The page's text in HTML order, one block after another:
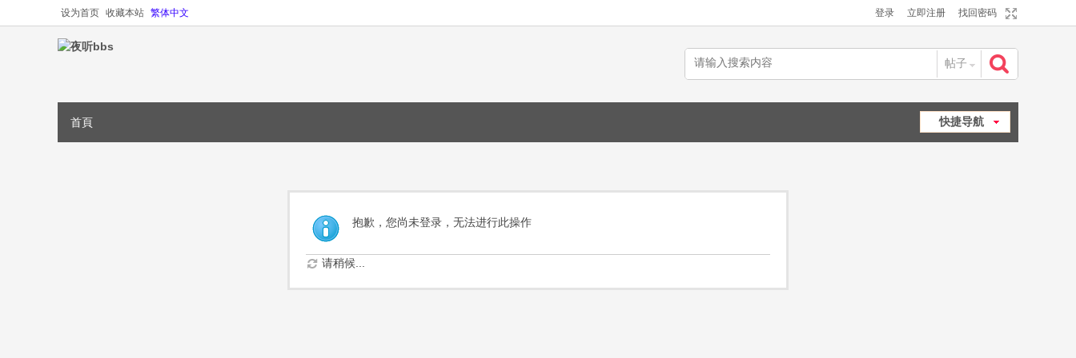
设为首页 收藏本站 繁体中文 登录 立即注册 找回密码
帖子
快捷导航
首頁
抱歉，您尚未登录，无法进行此操作
请稍候...